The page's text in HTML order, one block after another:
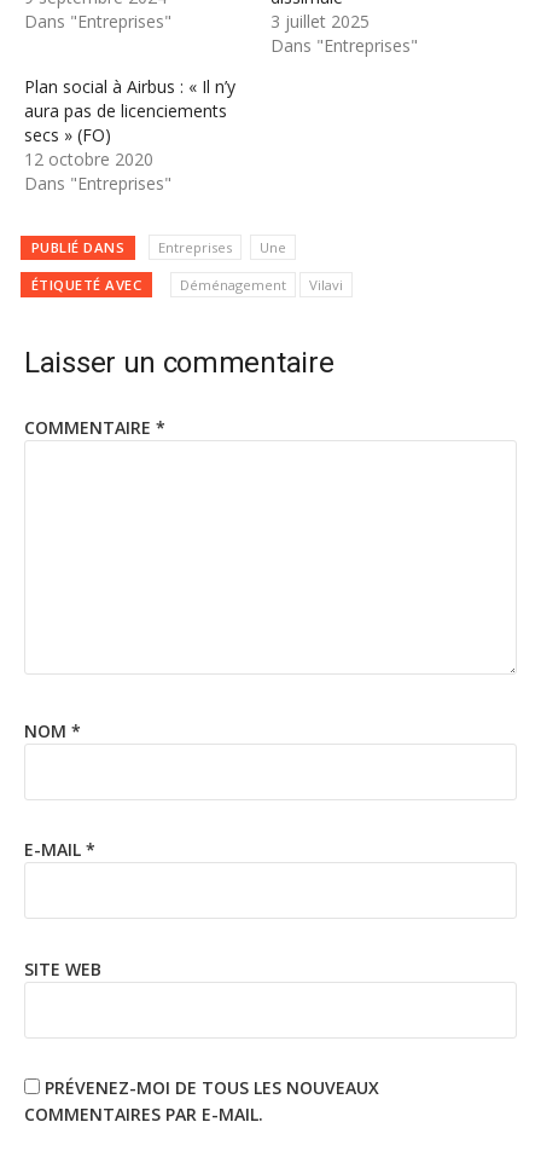
Dans "Entreprises"
3 juillet 2025
Dans "Entreprises"
Plan social à Airbus : « Il n’y
aura pas de licenciements
secs » (FO)
12 octobre 2020
Dans "Entreprises"
PUBLIÉ DANS Entreprises Une
ÉTIQUETÉ AVEC Déménagement Vilavi
Laisser un commentaire
COMMENTAIRE *
NOM *
E-MAIL *
SITE WEB
PRÉVENEZ-MOI DE TOUS LES NOUVEAUX
COMMENTAIRES PAR E-MAIL.